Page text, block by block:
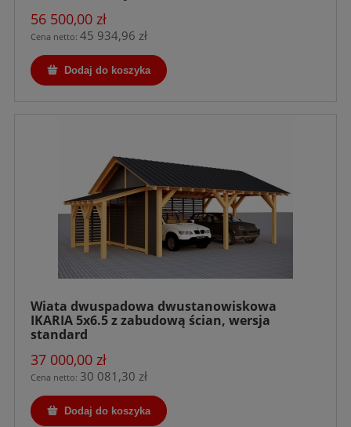
56 500,00 zł
Cena netto:45 934,96 zł
Dodaj do koszyka
Wiata dwuspadowa dwustanowiskowa
IKARIA 5x6.5 z zabudową ścian, wersja
standard
37 000,00 zł
Cena netto: 30 081,30 zł
Dodaj do koszyka